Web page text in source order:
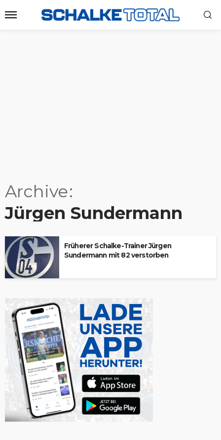
Archive
Jürgen Sundermann
Früherer Schalke-Trainer Jürgen
Sundermann mit 82 verstorben